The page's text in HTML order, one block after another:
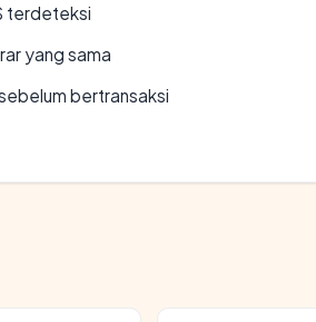
terdeteksi
yang sama
bertransaksi